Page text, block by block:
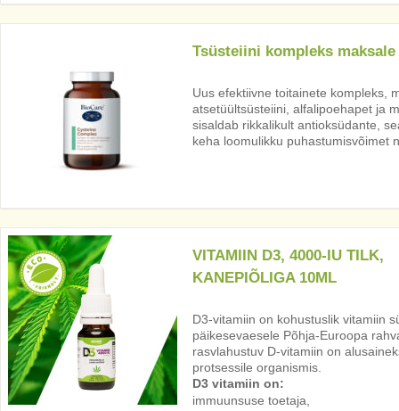
Tsüsteiini kompleks maksale
Uus efektiivne toitainete kompleks,
atsetüültsüsteiini, alfalipoehapet ja
sisaldab rikkalikult antioksüdante,
keha loomulikku puhastumisvõimet
VITAMIIN D3, 4000-IU TILK,
KANEPIÕLIGA 10ML
D3-vitamiin on kohustuslik vitamiin
päikesevaesele Põhja-Euroopa
rasvlahustuv D-vitamiin on
protsessile organismis.
D3 vitamiin on:
immuunsuse toetaja,